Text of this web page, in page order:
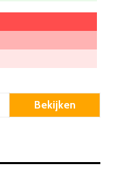
Bekijken